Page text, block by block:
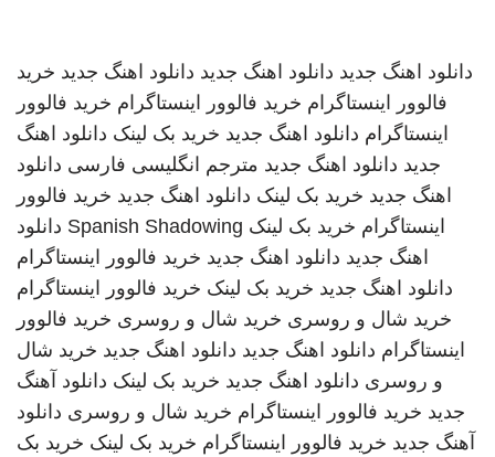
دانلود اهنگ جدید دانلود اهنگ جدید دانلود اهنگ جدید خرید
فالوور اینستاگرام خرید فالوور اینستاگرام خرید فالوور
اینستاگرام دانلود اهنگ جدید خرید بک لینک دانلود اهنگ
جدید دانلود اهنگ جدید مترجم انگلیسی فارسی دانلود
اهنگ جدید خرید بک لینک دانلود اهنگ جدید خرید فالوور
اینستاگرام خرید بک لینک Spanish Shadowing دانلود
اهنگ جدید دانلود اهنگ جدید خرید فالوور اینستاگرام
دانلود اهنگ جدید خرید بک لینک خرید فالوور اینستاگرام
خرید شال و روسری خرید شال و روسری خرید فالوور
اینستاگرام دانلود اهنگ جدید دانلود اهنگ جدید خرید شال
و روسری دانلود اهنگ جدید خرید بک لینک دانلود آهنگ
جدید خرید فالوور اینستاگرام خرید شال و روسری دانلود
آهنگ جدید خرید فالوور اینستاگرام خرید بک لینک خرید بک